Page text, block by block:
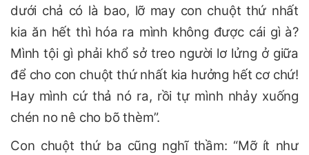
dưới chả có là bao, lỡ may con chuột thứ nhất
kia ăn hết thì hóa ra mình không được cái gì à?
Mình tội gì phải khổ sở treo người lơ lửng ở giữa
để cho con chuột thứ nhất kia hưởng hết cơ chứ!
Hay mình cứ thả nó ra, rồi tự mình nhảy xuống
chén no nê cho bõ thèm”.
Con chuột thứ ba cũng nghĩ thầm: “Mỡ ít như